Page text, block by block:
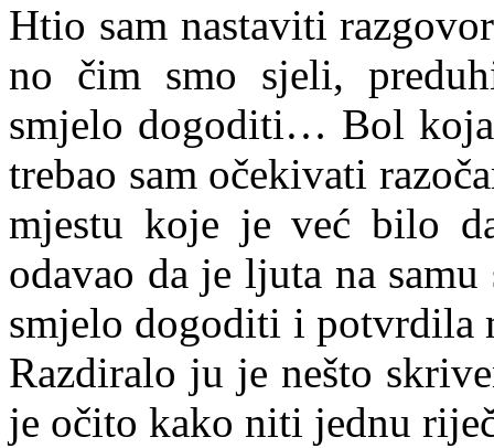
Htio sam nastaviti
no čim smo sjeli,
smjelo dogoditi… Bol
trebao sam očekivati
mjestu koje je već bilo
odavao da je ljuta na
smjelo dogoditi i potvrdila
Razdiralo ju je nešto
je očito kako niti jednu